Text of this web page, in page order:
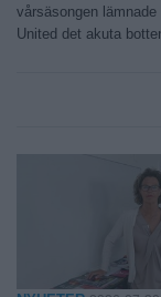
vårsäsongen
United det akuta